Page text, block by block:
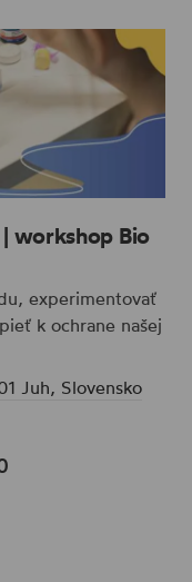
workshop Bio
experimentovať
k ochrane našej
Juh, Slovensko